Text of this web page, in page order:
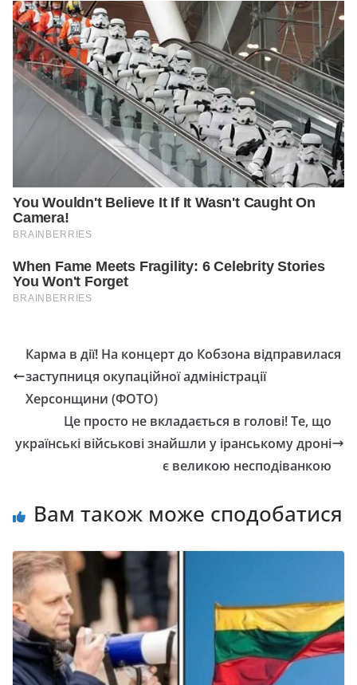
Карма в дії! На концерт до Кобзона відправилася
заступниця окупаційної адміністрації
Херсонщини (ФОТО)
Це просто не вкладається в голові! Те, що
українські військові знайшли у іранському дроні
є великою несподіванкою
Вам також може сподобатися